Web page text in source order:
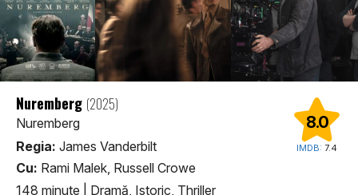
8.0
IMDB: 7.4
Nuremberg (2025)
Nuremberg
Regia: James Vanderbilt
Cu: Rami Malek, Russell Crowe
148 minute
Dramă, Istoric, Thriller